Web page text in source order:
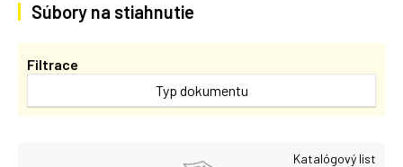
Súbory na stiahnutie
Filtrace
Typ dokumentu
Katalógový list